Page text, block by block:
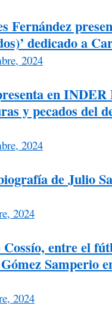
Fernández
dedicado a
2024
en
y pecados del
2024
de Julio
2024
entre el
Samperio
2024